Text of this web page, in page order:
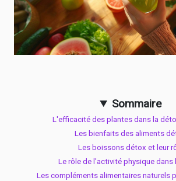
Sommaire
L'efficacité des plantes dans la
Les bienfaits des aliments
Les boissons détox et leur
Le rôle de l'activité physique dans
Les compléments alimentaires naturels